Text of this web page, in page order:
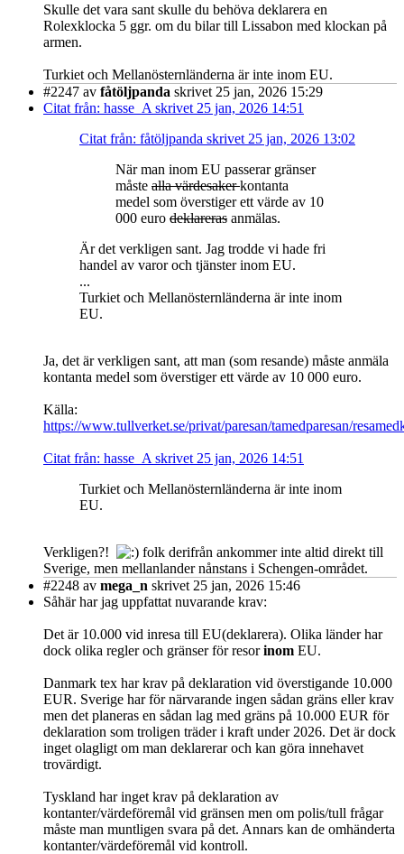
Skulle det vara sant skulle du behöva deklarera en
Rolexklocka 5 ggr. om du bilar till Lissabon med klockan på
armen.
Turkiet och Mellanösternländerna är inte inom EU.
#2247 av fåtöljpanda skrivet 25 jan, 2026 15:29
Citat från: hasse_A skrivet 25 jan, 2026 14:51
Citat från: fåtöljpanda skrivet 25 jan, 2026 13:02
När man inom EU passerar gränser
måste alla värdesakerkontanta
medel som överstiger ett värde av 10
000 euro deklareras anmälas.
Är det verkligen sant. Jag trodde vi hade fri
handel av varor och tjänster inom EU.
...
Turkiet och Mellanösternländerna är inte inom
EU.
Ja, det är verkligen sant, att man (som resande) måste anmäla
kontanta medel som överstiger ett värde av 10 000 euro.
Källa:
https://www.tullverket.se/privat/paresan/tamedparesan/
Citat från: hasse_A skrivet 25 jan, 2026 14:51
Turkiet och Mellanösternländerna är inte inom
EU.
Verkligen?!
folk derifrån ankommer inte altid direkt till
Sverige, men mellanlander nånstans i Schengen-området.
#2248 av mega_n skrivet 25 jan, 2026 15:46
Såhär har jag uppfattat nuvarande krav:
Det är 10.000 vid inresa till EU(deklarera). Olika länder har
dock olika regler och gränser för resorinom EU.
Danmark tex har krav på deklaration vid överstigande 10.000
EUR. Sverige har för närvarande ingen sådan gräns eller krav
men det planeras en sådan lag med gräns på 10.000 EUR för
deklaration som troligen träder i kraft under 2026. Det är dock
inget olagligt om man deklarerar och kan göra innehavet
trovärdigt.
Tyskland har inget krav på deklaration av
kontanter/värdeföremål vid gränsen men om polis/tull frågar
måste man muntligen svara på det. Annars kan de omhänderta
kontanter/värdeföremål vid kontroll.